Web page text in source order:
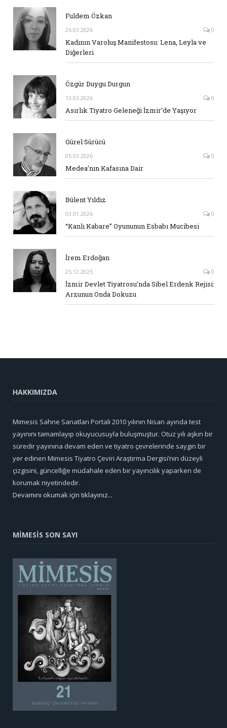
Fuldem Özkan
26.03.2026 0
Kadının Varoluş Manifestosu: Lena, Leyla ve
Diğerleri
Özgür Duygu Durgun
13.03.2026 0
Asırlık Tiyatro Geleneği İzmir’de Yaşıyor
Gürel Sürücü
05.03.2026 0
Medea’nın Kafasına Dair
Bülent Yıldız
03.01.2026 0
“Kanlı Kabare” Oyununun Esbabı Mucibesi
İrem Erdoğan
25.12.2025 0
İzmir Devlet Tiyatrosu’nda Sibel Erdenk Rejisi:
Arzunun Onda Dokuzu
HAKKIMIZDA
Mimesis Sahne Sanatları Portali 2010 yılının Nisan ayında test
yayınını tamamlayıp okuyucusuyla buluşmuştur. Otuz yılı aşkın bir
süredir yayınına devam eden ve tiyatro çevrelerinde saygın bir
yer edinen Mimesis Tiyatro Çeviri Araştırma Dergisi’nin düzeyli
çizgisini, güncelliğe müdahale eden bir yayıncılık yaparken de
korumak niyetindedir.
Devamını okumak için tıklayınız...
MİMESİS SON SAYI